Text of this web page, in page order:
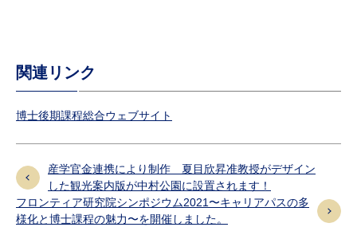
関連リンク
博士後期課程総合ウェブサイト
産学官金連携により制作 夏目欣昇准教授がデザイン
した観光案内版が中村公園に設置されます！
フロンティア研究院シンポジウム2021〜キャリアパスの多
様化と博士課程の魅力〜を開催しました。